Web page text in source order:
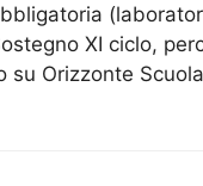
XI ciclo,
su Orizzonte